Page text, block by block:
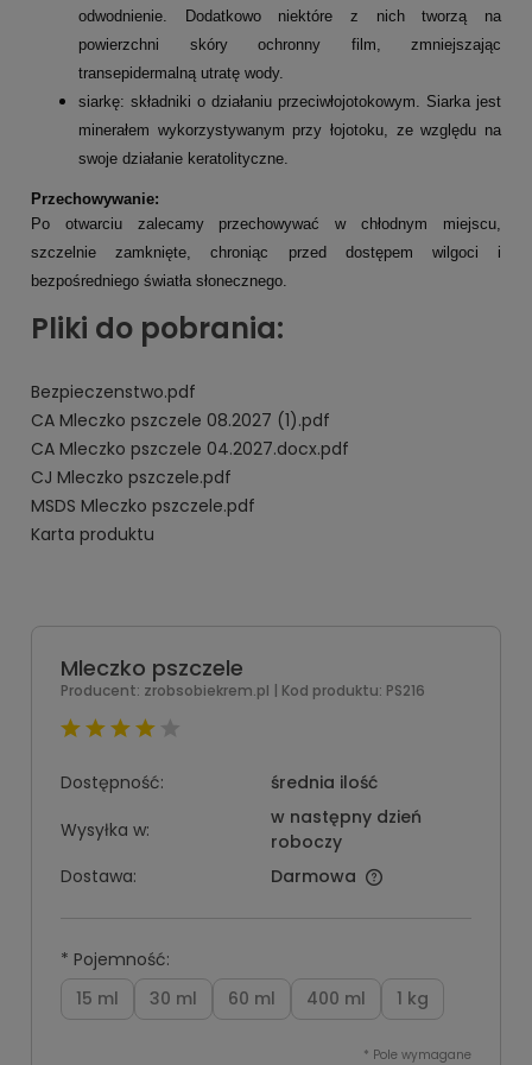
odwodnienie. Dodatkowo niektóre z nich tworzą na
powierzchni skóry ochronny film, zmniejszając
transepidermalną utratę wody.
siarkę: składniki o działaniu przeciwłojotokowym. Siarka jest
minerałem wykorzystywanym przy łojotoku, ze względu na
swoje działanie keratolityczne.
Przechowywanie:
Po otwarciu zalecamy przechowywać w chłodnym miejscu,
szczelnie zamknięte, chroniąc przed dostępem wilgoci i
bezpośredniego światła słonecznego.
Pliki do pobrania:
Bezpieczenstwo.pdf
CA Mleczko pszczele 08.2027 (1).pdf
CA Mleczko pszczele 04.2027.docx.pdf
CJ Mleczko pszczele.pdf
MSDS Mleczko pszczele.pdf
Karta produktu
Mleczko pszczele
Producent: zrobsobiekrem.pl | Kod produktu: PS216
Dostępność:
średnia ilość
Wysyłka w:
w następny dzień
roboczy
Dostawa:
Darmowa
* Pojemność:
15 ml
30 ml 60 ml 400 ml 1 kg
* Pole wymagane